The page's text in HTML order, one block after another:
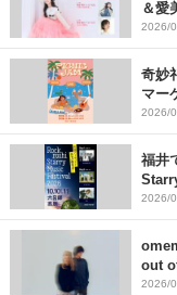
＆愛
2026/
奇妙
マー
早割
2026/
福井
2026/
out
2026/